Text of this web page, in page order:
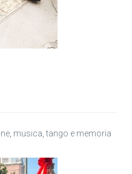
musica, tango e memoria